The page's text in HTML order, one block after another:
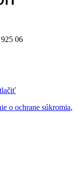
06
o ochrane súkromia,